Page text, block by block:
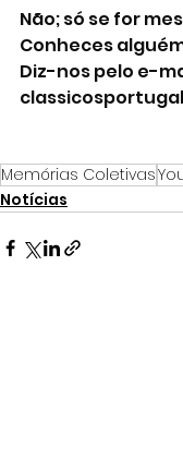
Não; só se for
Conheces
Diz-nos pelo e-
Memórias Coletivas
Notícias